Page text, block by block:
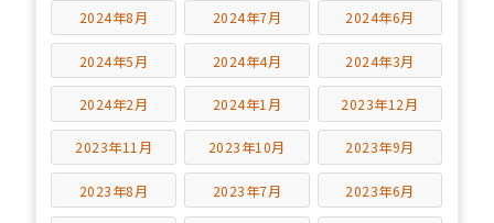
2024年8月 2024年7月 2024年6月
2024年5月 2024年4月 2024年3月
2024年2月 2024年1月 2023年12月
2023年11月 2023年10月 2023年9月
2023年8月 2023年7月 2023年6月